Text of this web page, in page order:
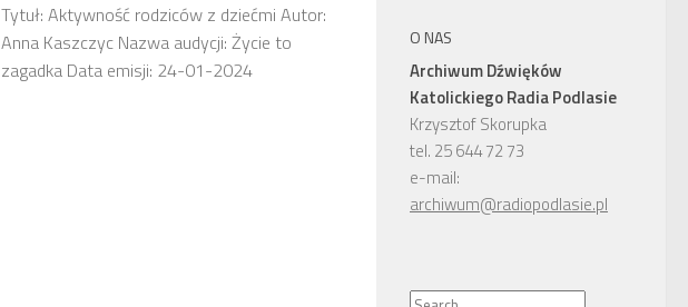
Tytuł: Aktywność rodziców z dziećmi Autor:
Anna Kaszczyc Nazwa audycji: Życie to
zagadka Data emisji: 24-01-2024
O NAS
Archiwum Dźwięków
Katolickiego Radia Podlasie
Krzysztof Skorupka
tel. 25 644 72 73
e-mail:
archiwum@radiopodlasie.pl